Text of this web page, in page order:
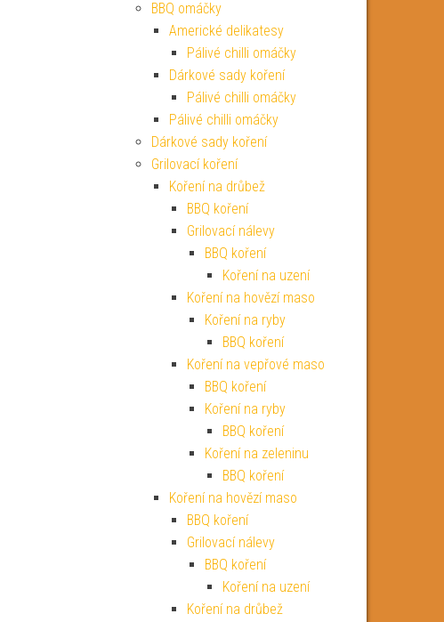
BBQ omáčky
Americké delikatesy
Pálivé chilli omáčky
Dárkové sady koření
Pálivé chilli omáčky
Pálivé chilli omáčky
Dárkové sady koření
Grilovací koření
Koření na drůbež
BBQ koření
Grilovací nálevy
BBQ koření
Koření na uzení
Koření na hovězí maso
Koření na ryby
BBQ koření
Koření na vepřové maso
BBQ koření
Koření na ryby
BBQ koření
Koření na zeleninu
BBQ koření
Koření na hovězí maso
BBQ koření
Grilovací nálevy
BBQ koření
Koření na uzení
Koření na drůbež